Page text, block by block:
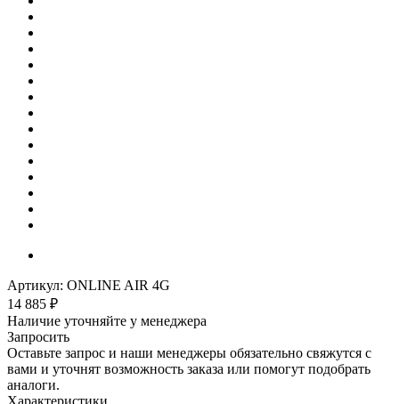
Артикул: ONLINE AIR 4G
14 885 ₽
Наличие уточняйте у менеджера
Запросить
Оставьте запрос и наши менеджеры обязательно свяжутся с
вами и уточнят возможность заказа или помогут подобрать
аналоги.
Характеристики